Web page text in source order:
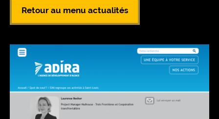
Retour au menu actualités